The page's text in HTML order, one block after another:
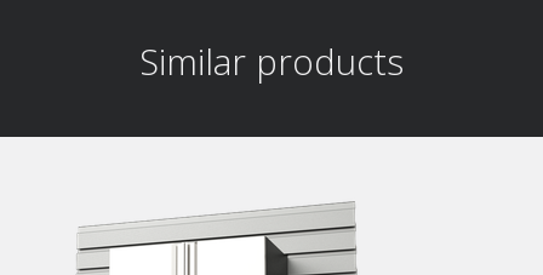
Similar products